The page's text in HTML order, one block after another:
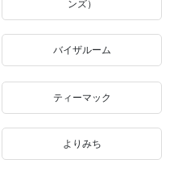
ンズ）
バイザルーム
ティーマック
よりみち